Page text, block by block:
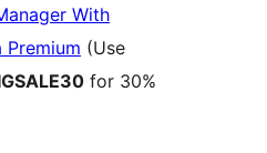
With
(Use
for 30%